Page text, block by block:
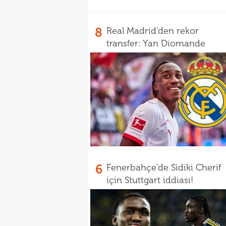
8 Real Madrid'den rekor
transfer: Yan Diomande
6 Fenerbahçe'de Sidiki Cherif
için Stuttgart iddiası!